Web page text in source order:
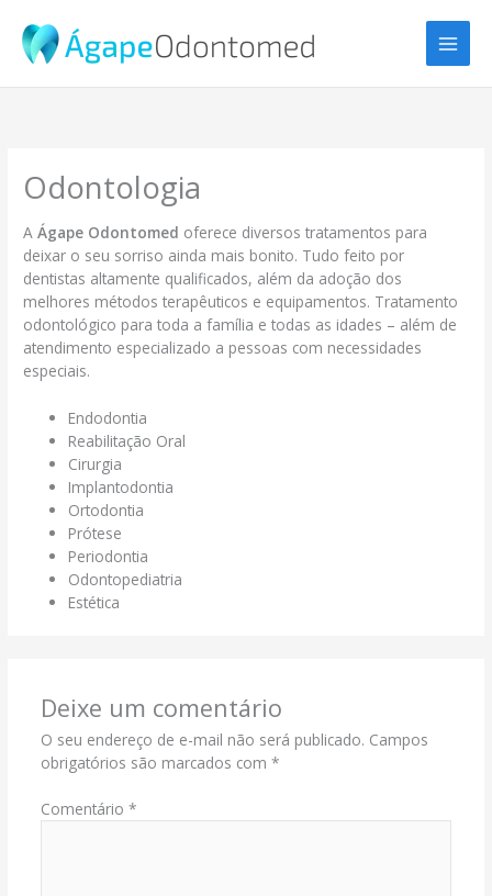
para
Odontologia
AÁgape Odontomed oferece diversos tratamentos para
deixar o seu sorriso ainda mais bonito. Tudo feito por
dentistas altamente qualificados, além da adoção dos
melhores métodos terapêuticos e equipamentos. Tratamento
odontológico para toda a família e todas as idades – além de
atendimento especializado a pessoas com necessidades
especiais.
Endodontia
Reabilitação Oral
Cirurgia
Implantodontia
Ortodontia
Prótese
Periodontia
Odontopediatria
Estética
Deixe um comentário
O seu endereço de e-mail não será publicado. Campos
obrigatórios são marcados com *
Comentário *